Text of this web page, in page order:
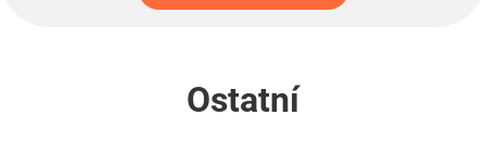
Ostatní